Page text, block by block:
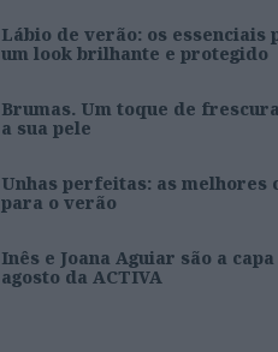
Lábio de verão: os essenciais
um look brilhante e protegido
Brumas. Um toque de
a sua pele
Unhas perfeitas: as melhores
para o verão
Inês e Joana Aguiar são a
agosto da ACTIVA